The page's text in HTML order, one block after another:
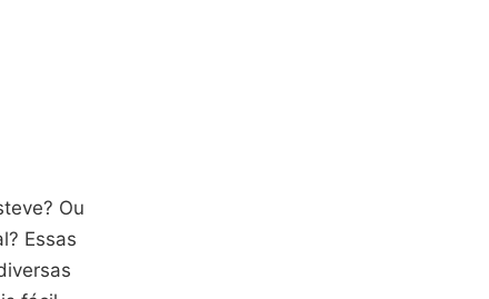
Ou
Essas